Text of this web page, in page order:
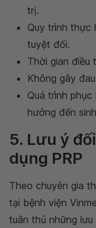
trị.
Quy trình thực
tuyệt đối.
Thời gian điều
Không gây
Quá trình
hưởng đến
5. Lưu ý
dụng PRP
Theo chuyên gia
tại bệnh viện
tuân thủ những lưu